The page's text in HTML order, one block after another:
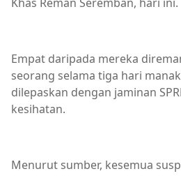
Empat daripada mereka
seorang selama tiga hari
dilepaskan dengan jaminan
kesihatan.
Menurut sumber, kesemua